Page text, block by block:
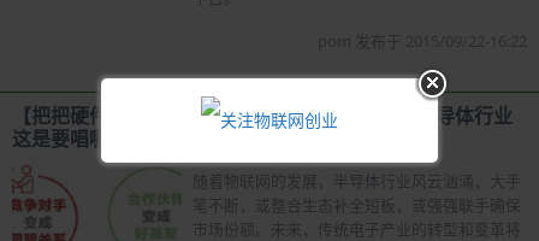
pom 发布于 2015/09/22-16:22
【把把硬件的脉】：对手变盟友，盟友变基友，半导体行业
这是要唱哪出戏？
随着物联网的发展，半导体行业风云汹涌，大手
笔不断，或整合生态补全短板，或强强联手确保
市场份额。未来，传统电子产业的转型和变革将